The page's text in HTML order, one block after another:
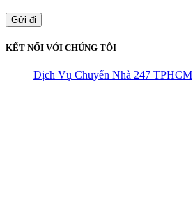
KẾT NỐI VỚI CHÚNG TÔI
Dịch Vụ Chuyển Nhà 247 TPHCM